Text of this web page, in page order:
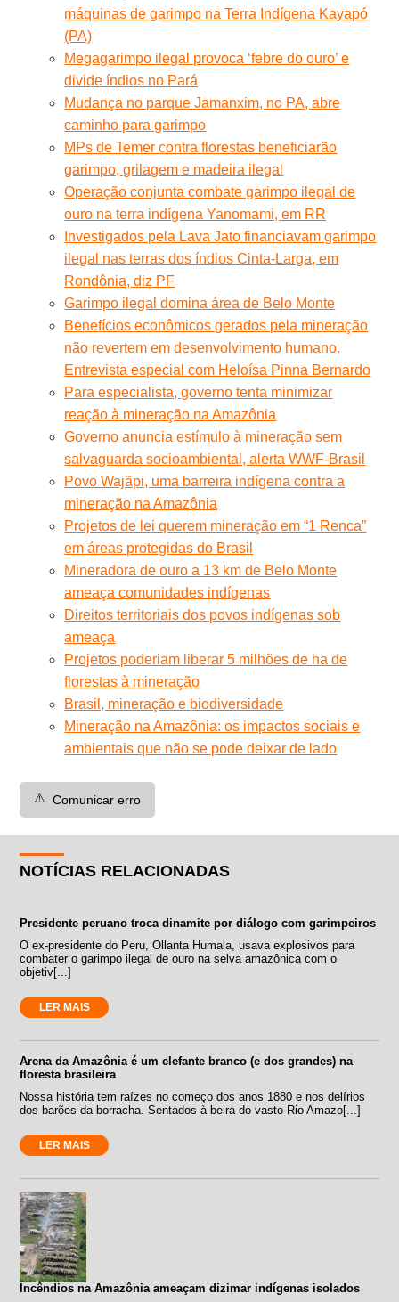
máquinas de garimpo na Terra Indígena Kayapó
(PA)
Megagarimpo ilegal provoca ‘febre do ouro’ e
divide índios no Pará
Mudança no parque Jamanxim, no PA, abre
caminho para garimpo
MPs de Temer contra florestas beneficiarão
garimpo, grilagem e madeira ilegal
Operação conjunta combate garimpo ilegal de
ouro na terra indígena Yanomami, em RR
Investigados pela Lava Jato financiavam garimpo
ilegal nas terras dos índios Cinta-Larga, em
Rondônia, diz PF
Garimpo ilegal domina área de Belo Monte
Benefícios econômicos gerados pela mineração
não revertem em desenvolvimento humano.
Entrevista especial com Heloísa Pinna Bernardo
Para especialista, governo tenta minimizar
reação à mineração na Amazônia
Governo anuncia estímulo à mineração sem
salvaguarda socioambiental, alerta WWF-Brasil
Povo Wajãpi, uma barreira indígena contra a
mineração na Amazônia
Projetos de lei querem mineração em “1 Renca”
em áreas protegidas do Brasil
Mineradora de ouro a 13 km de Belo Monte
ameaça comunidades indígenas
Direitos territoriais dos povos indígenas sob
ameaça
Projetos poderiam liberar 5 milhões de ha de
florestas à mineração
Brasil, mineração e biodiversidade
Mineração na Amazônia: os impactos sociais e
ambientais que não se pode deixar de lado
⚠️ Comunicar erro
NOTÍCIAS RELACIONADAS
Presidente peruano troca dinamite por diálogo com garimpeiros
O ex-presidente do Peru, Ollanta Humala, usava explosivos para
combater o garimpo ilegal de ouro na selva amazônica com o
objetiv[...]
LER MAIS
Arena da Amazônia é um elefante branco (e dos grandes) na
floresta brasileira
Nossa história tem raízes no começo dos anos 1880 e nos delírios
dos barões da borracha. Sentados à beira do vasto Rio Amazo[...]
LER MAIS
Incêndios na Amazônia ameaçam dizimar indígenas isolados